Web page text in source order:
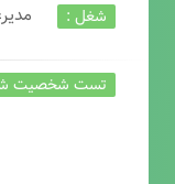
شغل :
تست شخصیت